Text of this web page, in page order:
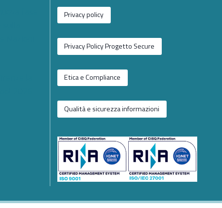
Privacy policy
Privacy Policy Progetto Secure
Etica e Compliance
Qualità e sicurezza informazioni